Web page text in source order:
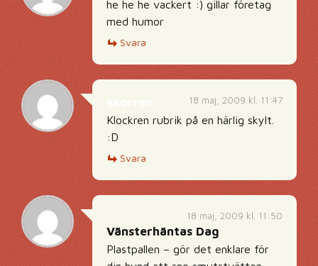
he he he vackert :) gillar företag
med humor
Svara
18 maj, 2009 kl. 11:47
Klockren rubrik på en härlig skylt.
:D
Svara
18 maj, 2009 kl. 11:50
Vänsterhäntas Dag
Plastpallen – gör det enklare för